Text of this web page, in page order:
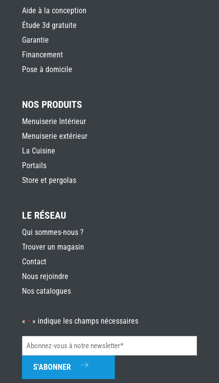
Aide à la conception
Étude 3d gratuite
Garantie
Financement
Pose à domicile
NOS PRODUITS
Menuiserie Intérieur
Menuiserie extérieur
La Cuisine
Portails
Store et pergolas
LE RÉSEAU
Qui sommes-nous ?
Trouver un magasin
Contact
Nous rejoindre
Nos catalogues
« * » indique les champs nécessaires
Abonnez-
vous